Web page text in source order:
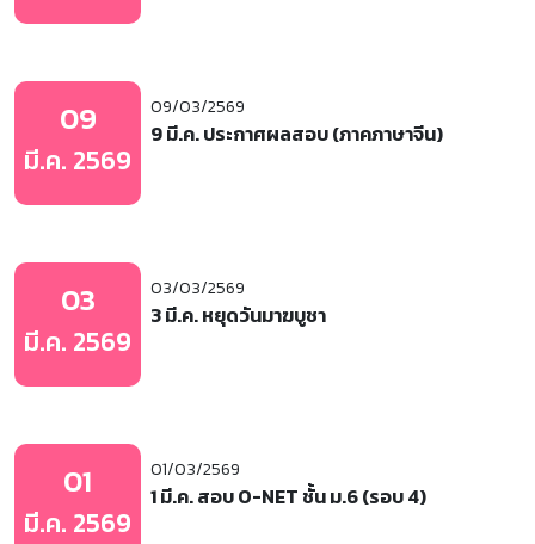
09
มี.ค. 2569
09/03/2569
9 มี.ค. ประกาศผลสอบ (ภาคภาษาจีน)
03
มี.ค. 2569
03/03/2569
3 มี.ค. หยุดวันมาฆบูชา
01
มี.ค. 2569
01/03/2569
1 มี.ค. สอบ O-NET ชั้น ม.6 (รอบ 4)